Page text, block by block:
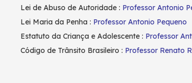
Lei de Abuso de Autoridade : Professor Antonio
Lei Maria da Penha : Professor Antonio Pequeno
Estatuto da Criança e Adolescente : Professor
Código de Trânsito Brasileiro : Professor Renato